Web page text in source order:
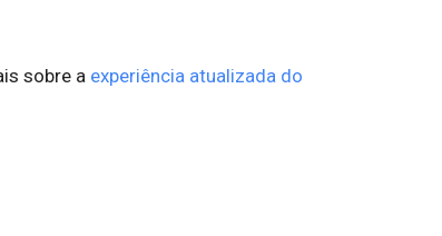
sobre a experiência atualizada do